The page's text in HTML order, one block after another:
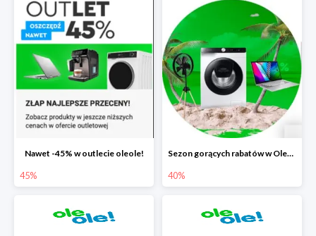
Nawet -45% w outlecie oleole!
45%
Sezon gorących rabatów w OleOle! do -40%
40%